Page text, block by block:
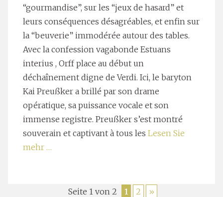
“gourmandise”, sur les “jeux de hasard” et
leurs conséquences désagréables, et enfin sur
la “beuverie” immodérée autour des tables.
Avec la confession vagabonde Estuans
interius , Orff place au début un
déchaînement digne de Verdi. Ici, le baryton
Kai Preußker a brillé par son drame
opératique, sa puissance vocale et son
immense registre. Preußker s’est montré
souverain et captivant à tous les Lesen Sie
mehr …
Seite 1 von 2 1 2 »